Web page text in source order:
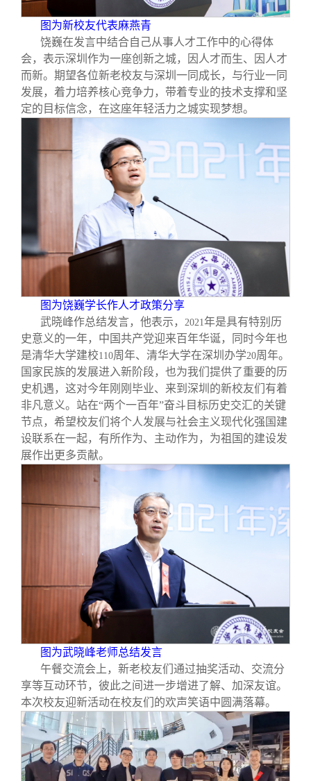
图为新校友代表麻燕青
饶巍在发言中结合自己从事人才工作中的心得体
会，表示深圳作为一座创新之城，因人才而生、因人才
而新。期望各位新老校友与深圳一同成长，与行业一同
发展，着力培养核心竞争力，带着专业的技术支撑和坚
定的目标信念，在这座年轻活力之城实现梦想。
图为饶巍学长作人才政策分享
武晓峰作总结发言，他表示， 2021年是具有特别历
史意义的一年，中国共产党迎来百年华诞，同时今年也
是清华大学建校110周年、清华大学在深圳办学20周年。
国家民族的发展进入新阶段，也为我们提供了重要的历
史机遇，这对今年刚刚毕业、来到深圳的新校友们有着
非凡意义。站在“两个一百年”奋斗目标历史交汇的关键
节点，希望校友们将个人发展与社会主义现代化强国建
设联系在一起，有所作为、主动作为，为祖国的建设发
展作出更多贡献。
图为武晓峰老师总结发言
午餐交流会上，新老校友们通过抽奖活动、交流分
享等互动环节，彼此之间进一步增进了解、加深友谊。
本次校友迎新活动在校友们的欢声笑语中圆满落幕。